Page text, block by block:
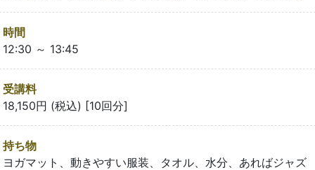
時間
12:30 ～ 13:45
受講料
18,150円 (税込) [10回分]
持ち物
ヨガマット、動きやすい服装、タオル、水分、あればジャズ